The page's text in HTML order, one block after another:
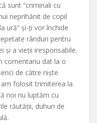
sunt “criminali cu
neprihănit de copil
ură” și-ți vor închide
rânduri pentru
și a vieții iresponsabile.
comentariu dat la o
de către niște
folosit trimiterea la
noi nu luptăm cu
răutății, duhuri de